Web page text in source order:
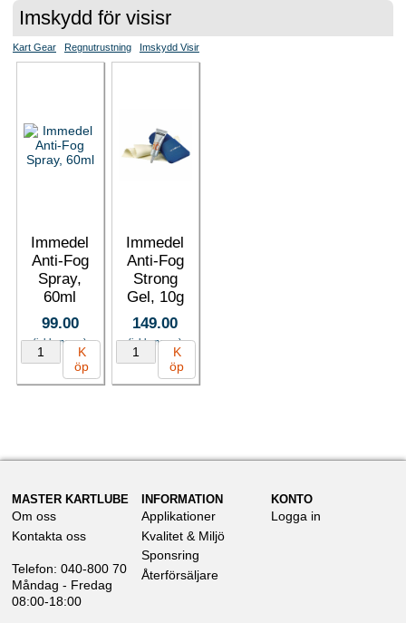
Imskydd för visisr
Kart Gear Regnutrustning Imskydd Visir
Immedel
Anti-Fog
Spray,
60ml
99.00
(inkl. moms)
K
öp
Immedel
Anti-Fog
Strong
Gel, 10g
149.00
(inkl. moms)
K
öp
MASTER KARTLUBE
Om oss
Kontakta oss
Telefon: 040-800 70
Måndag - Fredag
08:00-18:00
KONTO
Logga in
INFORMATION
Applikationer
Kvalitet & Miljö
Sponsring
Återförsäljare